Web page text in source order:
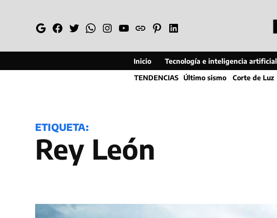
GoogleFacebook
TwitterWhatsapp
Instagram
YouTube
WebPinterestLinkedin
Inicio Tecnología e inteligencia artificial
TENDENCIAS Último sismo Corte de Luz
ETIQUETA:
Rey León